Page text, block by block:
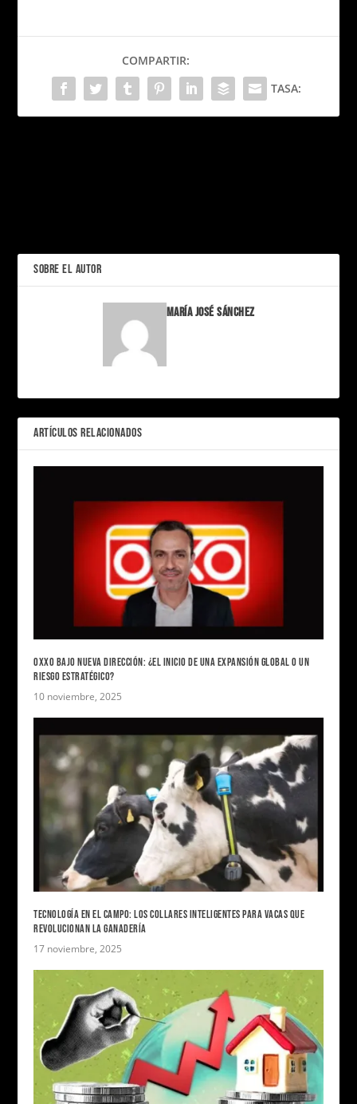
COMPARTIR:
TASA:
SOBRE EL AUTOR
María José Sánchez
ARTÍCULOS RELACIONADOS
OXXO BAJO NUEVA DIRECCIÓN: ¿EL INICIO DE UNA EXPANSIÓN GLOBAL O UN
RIESGO ESTRATÉGICO?
10 noviembre, 2025
TECNOLOGÍA EN EL CAMPO: LOS COLLARES INTELIGENTES PARA VACAS QUE
REVOLUCIONAN LA GANADERÍA
17 noviembre, 2025